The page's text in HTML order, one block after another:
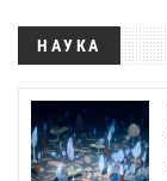
НАУКА